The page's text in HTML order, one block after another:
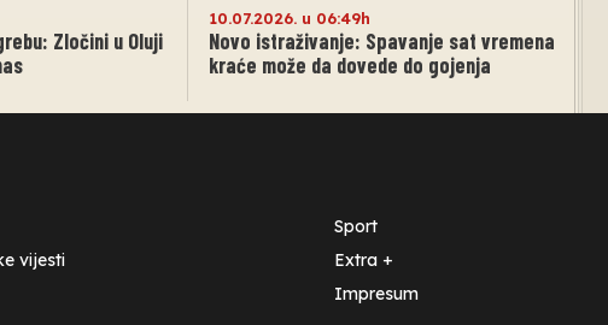
Zločini u Oluji
10.07.2026. u 06:49h
Novo istraživanje: Spavanje sat vremena
kraće može da dovede do gojenja
vijesti
Sport
Extra +
Impresum